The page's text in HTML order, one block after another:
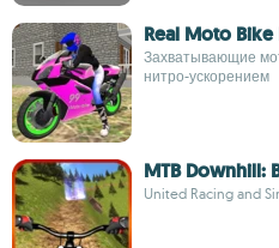
Real Moto Bike
Захватывающие
нитро-ускорением
MTB Downhill:
United Racing and